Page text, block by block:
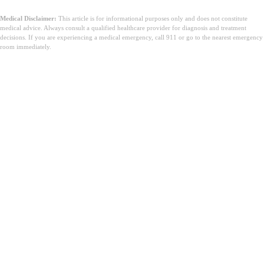
Medical Disclaimer: This article is for informational purposes only and does not constitute
medical advice. Always consult a qualified healthcare provider for diagnosis and treatment
decisions. If you are experiencing a medical emergency, call 911 or go to the nearest emergency
room immediately.